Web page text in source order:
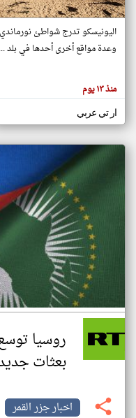
هنا عن
وجهة
كاتبيها.
اليونيسكو تدرج شواطئ نورماندي
وعدة مواقع أخرى أحدها في بلد ...
منذ ١٣ يوم
ار تي عربي
روسيا
بعثات جديدة في 4
اخبار جزر القمر